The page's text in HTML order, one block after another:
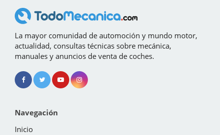
La mayor comunidad de automoción y mundo motor,
actualidad, consultas técnicas sobre mecánica,
manuales y anuncios de venta de coches.
Navegación
Inicio